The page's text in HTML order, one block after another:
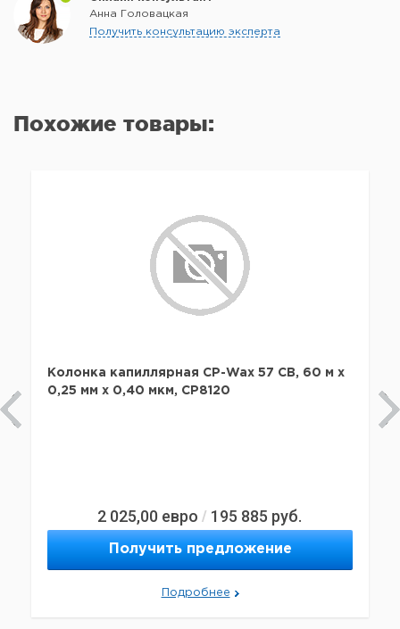
Анна Головацкая
Получить консультацию эксперта
Похожие товары:
Колонка капиллярная CP-Wax 57 CB, 60 м x
0,25 мм х 0,40 мкм, CP8120
2 025,00 евро / 195 885 руб.
Получить предложение
Подробнее